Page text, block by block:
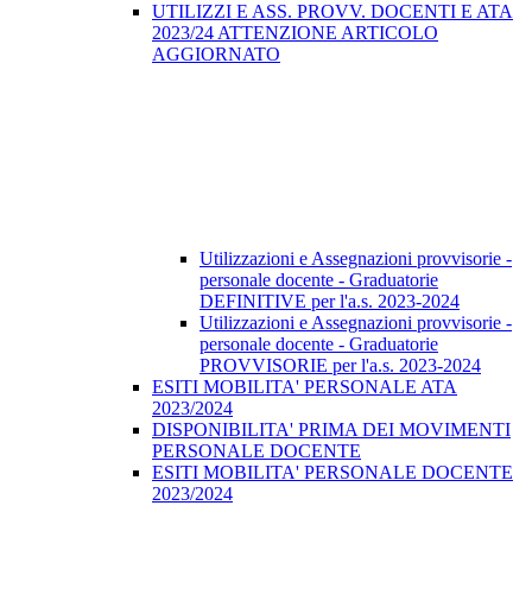
UTILIZZI E ASS. PROVV. DOCENTI E ATA
2023/24 ATTENZIONE ARTICOLO
AGGIORNATO
Utilizzazioni e Assegnazioni provvisorie -
personale docente - Graduatorie
DEFINITIVE per l'a.s. 2023-2024
Utilizzazioni e Assegnazioni provvisorie -
personale docente - Graduatorie
PROVVISORIE per l'a.s. 2023-2024
ESITI MOBILITA' PERSONALE ATA
2023/2024
DISPONIBILITA' PRIMA DEI MOVIMENTI
PERSONALE DOCENTE
ESITI MOBILITA' PERSONALE DOCENTE
2023/2024